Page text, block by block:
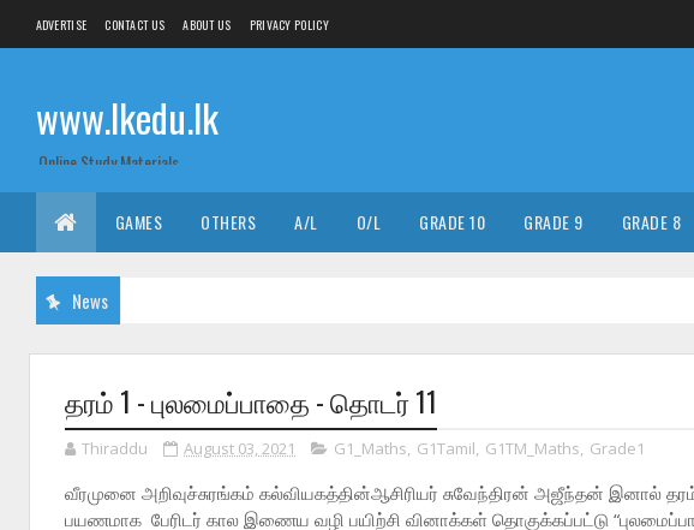
ADVERTISE CONTACT US ABOUT US PRIVACY POLICY
www.lkedu.lk
Online Study Materials
GAMES OTHERS A/L O/L GRADE 10 GRADE 9 GRADE 8
News
தரம் 1 - புலமைப்பாதை - தொடர் 11
Thiraddu August 03, 2021 G1_Maths, G1Tamil, G1TM_Maths, Grade1
வீரமுனை அறிவுச்சுரங்கம் கல்வியகத்தின்ஆசிரியர் சுவேந்திரன் அஜீந்தன் இனால் தரம்
பயணமாக பேரிடர் கால இணைய வழி பயிற்சி வினாக்கள் தொகுக்கப்பட்டு